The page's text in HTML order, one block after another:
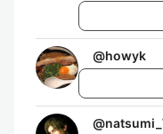
@howyk
@